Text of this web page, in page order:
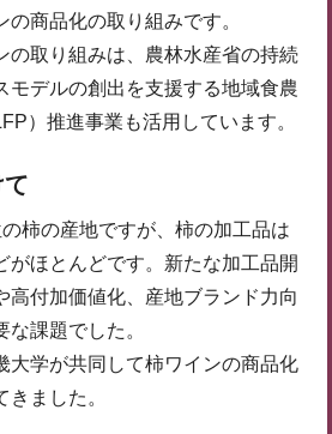
商品化の取り組みです。
の取り組みは、農林水産省の持続
モデルの創出を支援する地域食農
）推進事業も活用しています。
柿の産地ですが、柿の加工品は
がほとんどです。新たな加工品開
高付加価値化、産地ブランド力向
な課題でした。
大学が共同して柿ワインの商品化
ました。